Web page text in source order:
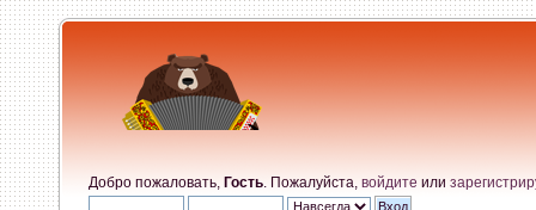
Добро пожаловать, Гость . Пожалуйста, войдите или